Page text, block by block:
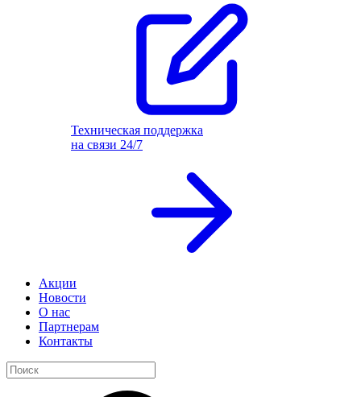
Техническая поддержка
на связи 24/7
Акции
Новости
О нас
Партнерам
Контакты